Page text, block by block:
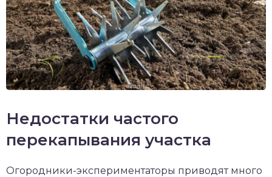
Недостатки частого
перекапывания участка
Огородники-экспериментаторы приводят много